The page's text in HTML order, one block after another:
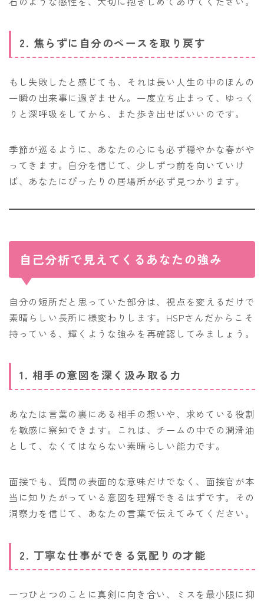
2. 焦らずに自分のペースを取り戻す
もし失敗したと感じても、それは長い人生の中のほんの
一瞬の出来事に過ぎません。一度立ち止まって、ゆっく
りと深呼吸をしてから、また歩き出せばいいのです。
季節が巡るように、あなたの心にも必ず穏やかな春がや
ってきます。自分を信じて、少しずつ前を向いていけ
ば、あなたにぴったりの居場所が必ず見つかります。
自己分析で見えてくるあなたの強み
自分の短所だと思っていた部分は、視点を変えるだけで
素晴らしい長所に様変わりします。HSPさんだからこそ
持っている、輝くような強みを再確認してみましょう。
1. 相手の意図を深く汲み取る力
あなたは言葉の裏にある相手の想いや、求めている役割
を敏感に察知できます。これは、チームの中での潤滑油
として、なくてはならない素晴らしい能力です。
面接でも、質問の表面的な意味だけでなく、面接官が本
当に知りたがっている意図を理解できるはずです。その
洞察力を信じて、あなたの言葉で伝えてみてください。
2. 丁寧な仕事ができる気配りの才能
一つひとつのことに真剣に向き合い、ミスを最小限に抑